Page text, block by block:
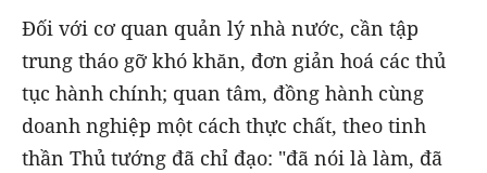
Đối với cơ quan quản lý nhà nước, cần tập
trung tháo gỡ khó khăn, đơn giản hoá các thủ
tục hành chính; quan tâm, đồng hành cùng
doanh nghiệp một cách thực chất, theo tinh
thần Thủ tướng đã chỉ đạo: "đã nói là làm, đã